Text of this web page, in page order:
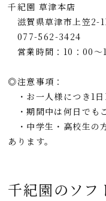
千紀園 草津本店
滋賀県草津市上笠2-
077-562-3424
営業時間：10：00～
◎注意事項：
・お一人様につき1日
・期間中は何日でも
・中学生・高校生の
あります。
千紀園のソフ